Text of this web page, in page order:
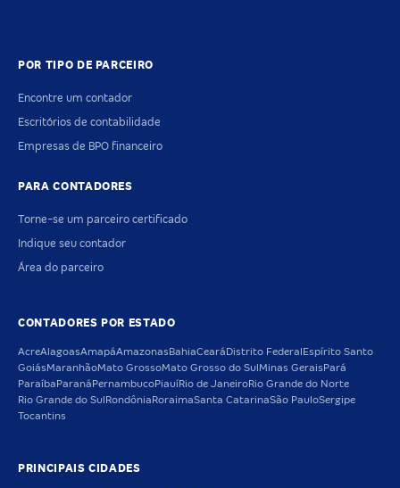
POR TIPO DE PARCEIRO
Encontre um contador
Escritórios de contabilidade
Empresas de BPO financeiro
PARA CONTADORES
Torne-se um parceiro certificado
Indique seu contador
Área do parceiro
CONTADORES POR ESTADO
AcreAlagoasAmapáAmazonas BahiaCeará Distrito Federal Espírito Santo
GoiásMaranhãoMato GrossoMato Grosso do Sul Minas Gerais Pará
Paraíba Paraná PernambucoPiauíRio de JaneiroRio Grande do Norte
Rio Grande do Sul Rondônia RoraimaSanta CatarinaSão PauloSergipe
Tocantins
PRINCIPAIS CIDADES